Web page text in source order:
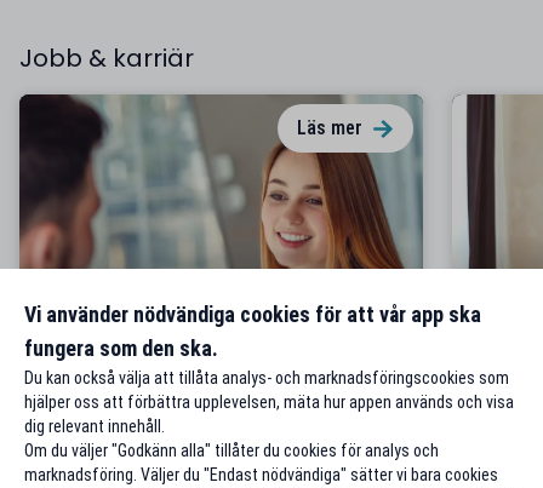
Jobb & karriär
Visa engagemang på
arbetsintervjun – ställ frågor!
Läs mer
Vad
Vi använder nödvändiga cookies för att vår app ska
fungera som den ska.
Du kan också välja att tillåta analys- och marknadsföringscookies som
hjälper oss att förbättra upplevelsen, mäta hur appen används och visa
dig relevant innehåll.
Om du väljer "Godkänn alla" tillåter du cookies för analys och
marknadsföring. Väljer du "Endast nödvändiga" sätter vi bara cookies